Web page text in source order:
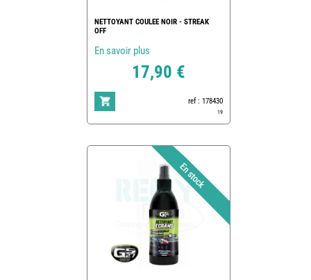
NETTOYANT COULEE NOIR - STREAK
OFF
En savoir plus
17,90 €
ref : 178430
19